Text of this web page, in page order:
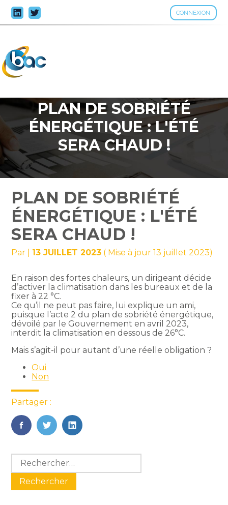
CONNEXION
Aller
au
PLAN DE SOBRIÉTÉ
ÉNERGÉTIQUE : L'ÉTÉ
SERA CHAUD !
PLAN DE SOBRIÉTÉ
ÉNERGÉTIQUE : L'ÉTÉ
SERA CHAUD !
Par 13 JUILLET 2023 ( Mise à jour 13 juillet 2023)
En raison des fortes chaleurs, un dirigeant décide
d’activer la climatisation dans les bureaux et de la
fixer à 22 °C.
Ce qu’il ne peut pas faire, lui explique un ami,
puisque l’acte 2 du plan de sobriété énergétique,
dévoilé par le Gouvernement en avril 2023,
interdit la climatisation en dessous de 26°C.
Mais s’agit-il pour autant d’une réelle obligation ?
Oui
Non
Partager :
FaceBook
TwitterLinkedIn
Blog
sidebar
Rechercher :